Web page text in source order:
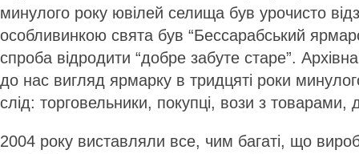
минулого року ювілей селища був урочисто
особливинкою свята був “Бессарабський
спроба відродити “добре забуте старе”.
до нас вигляд ярмарку в тридцяті роки
слід: торговельники, покупці, вози з
2004 року виставляли все, чим багаті, що